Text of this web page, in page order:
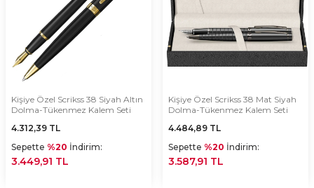
Kişiye Özel Scrikss 38 Siyah Altın
Dolma-Tükenmez Kalem Seti
4.312,39 TL
Sepette %20 İndirim:
3.449,91 TL
Kişiye Özel Scrikss 38 Mat Siyah
Dolma-Tükenmez Kalem Seti
4.484,89 TL
Sepette %20 İndirim:
3.587,91 TL